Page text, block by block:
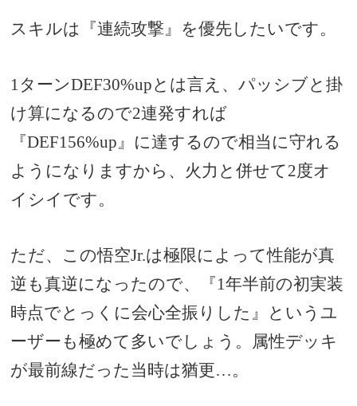
スキルは『連続攻撃』を優先したいです。
1ターンDEF30%upとは言え、パッシブと掛
け算になるので2連発すれば
『DEF156%up』に達するので相当に守れる
ようになりますから、火力と併せて2度オ
イシイです。
ただ、この悟空Jr.は極限によって性能が真
逆も真逆になったので、『1年半前の初実装
時点でとっくに会心全振りした』というユ
ーザーも極めて多いでしょう。属性デッキ
が最前線だった当時は猶更…。